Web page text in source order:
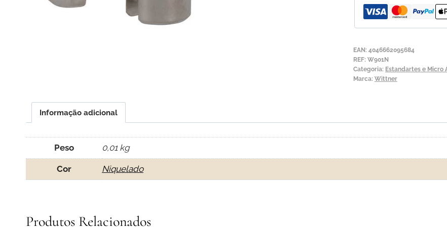
Violino
Witttner
EAN: 4046662095684
REF: W901N
Categoria: Estandartes e Micro
Marca: Wittner
Informação adicional
Peso 0,01 kg
Cor Niquelado
Produtos Relacionados